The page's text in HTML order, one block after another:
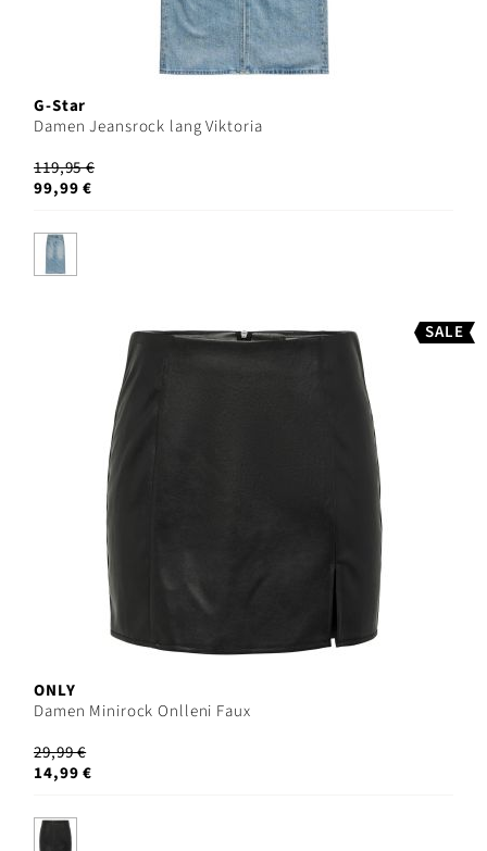
G-Star
Damen Jeansrock lang Viktoria
119,95 €
99,99 €
SALE
ONLY
Damen Minirock Onlleni Faux
29,99 €
14,99 €